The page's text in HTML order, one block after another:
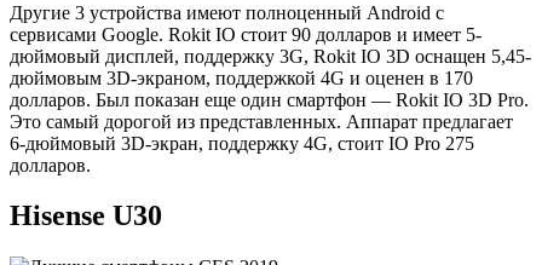
Другие 3 устройства имеют полноценный Android с
сервисами Google. Rokit IO стоит 90 долларов и имеет 5-
дюймовый дисплей, поддержку 3G, Rokit IO 3D оснащен 5,45-
дюймовым 3D-экраном, поддержкой 4G и оценен в 170
долларов. Был показан еще один смартфон — Rokit IO 3D Pro.
Это самый дорогой из представленных. Аппарат предлагает
6-дюймовый 3D-экран, поддержку 4G, стоит IO Pro 275
долларов.
Hisense U30